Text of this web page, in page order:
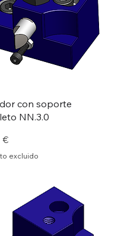
con soporte
NN.3.0
€
excluido